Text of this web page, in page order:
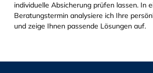
individuelle Absicherung prüfen lassen. In
Beratungstermin analysiere ich Ihre
und zeige Ihnen passende Lösungen auf.